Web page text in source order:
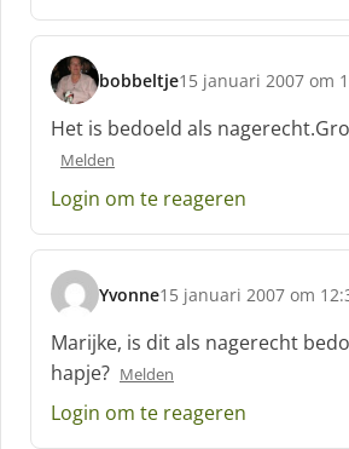
f
bobbeltje
s
c
h
e
f
15 januari 2007 om
Het is bedoeld als
Melden
Login om te reageren
Yvonne
s
c
h
r
e
15 januari 2007 om
Marijke, is dit als nagerecht
hapje? Melden
Login om te reageren